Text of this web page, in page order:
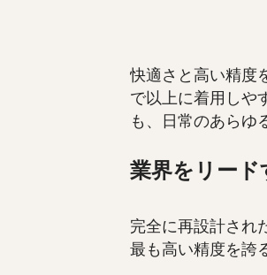
快適さと高い精度
で以上に着用しや
も、日常のあらゆ
業界をリード
完全に再設計され
最も高い精度を誇